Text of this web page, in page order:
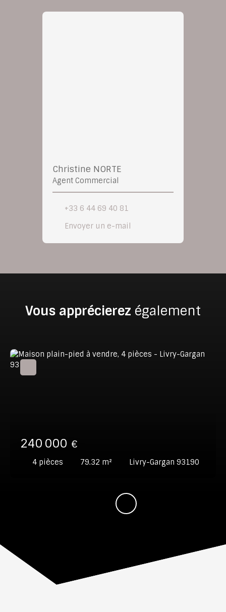
Christine NORTE
Agent Commercial
+33 6 44 69 40 81
Envoyer un e-mail
Vous apprécierez également
240 000 €
4 pièces 79.32 m² Livry-Gargan 93190